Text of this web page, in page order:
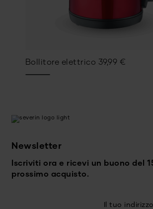
Bollitore elettrico 39,99 €
Newsletter
Iscriviti ora e ricevi un buono del
prossimo acquisto.
Il tuo